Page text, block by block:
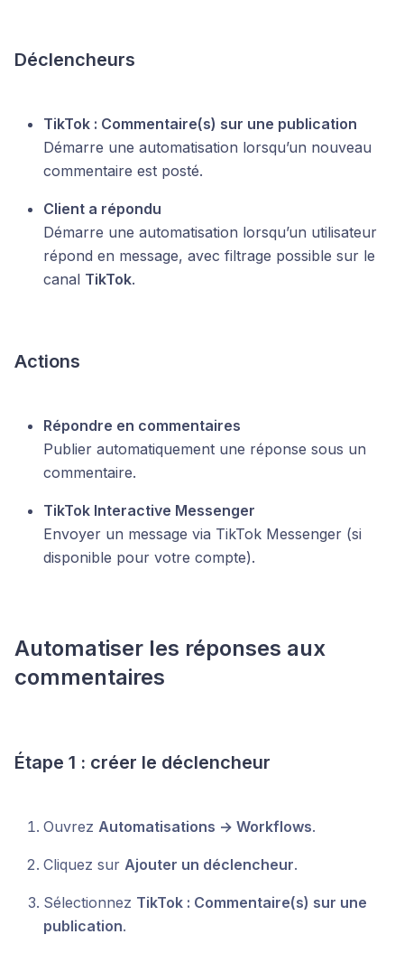
Déclencheurs
TikTok : Commentaire(s) sur une publication
Démarre une automatisation lorsqu’un nouveau
commentaire est posté.
Client a répondu
Démarre une automatisation lorsqu’un utilisateur
répond en message, avec filtrage possible sur le
canal TikTok.
Actions
Répondre en commentaires
Publier automatiquement une réponse sous un
commentaire.
TikTok Interactive Messenger
Envoyer un message via TikTok Messenger (si
disponible pour votre compte).
Automatiser les réponses aux
commentaires
Étape 1 : créer le déclencheur
Ouvrez Automatisations → Workflows.
Cliquez sur Ajouter un déclencheur.
Sélectionnez TikTok : Commentaire(s) sur une
publication.